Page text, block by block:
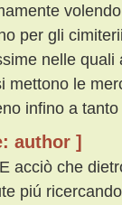
per gli
nelle quali
mettono le
infino a
author ]
E acciò che
piú